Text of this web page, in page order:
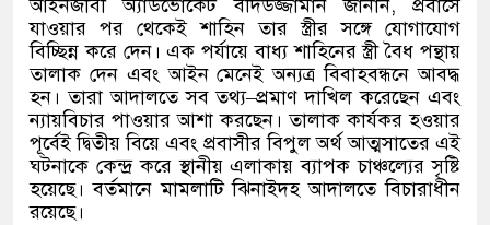
আইনজীবী অ্যাডভোকেট বদিউজ্জামান জানান, প্রবাসে
যাওয়ার পর থেকেই শাহিন তার স্ত্রীর সঙ্গে যোগাযোগ
বিচ্ছিন্ন করে দেন। এক পর্যায়ে বাধ্য শাহিনের স্ত্রী বৈধ পন্থায়
তালাক দেন এবং আইন মেনেই অন্যত্র বিবাহবন্ধনে আবদ্ধ
হন। তারা আদালতে সব তথ্য–প্রমাণ দাখিল করেছেন এবং
ন্যায়বিচার পাওয়ার আশা করছেন। তালাক কার্যকর হওয়ার
পূর্বেই দ্বিতীয় বিয়ে এবং প্রবাসীর বিপুল অর্থ আত্মসাতের এই
ঘটনাকে কেন্দ্র করে স্থানীয় এলাকায় ব্যাপক চাঞ্চল্যের সৃষ্টি
হয়েছে। বর্তমানে মামলাটি ঝিনাইদহ আদালতে বিচারাধীন
রয়েছে।